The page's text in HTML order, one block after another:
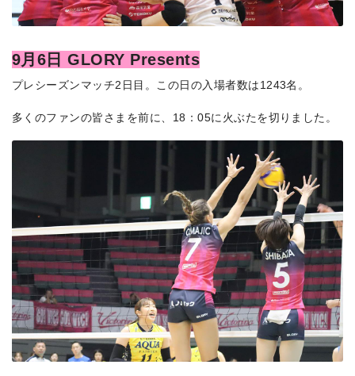
9月6日 GLORY Presents
プレシーズンマッチ2日目。この日の入場者数は1243名。
多くのファンの皆さまを前に、18：05に火ぶたを切りました。